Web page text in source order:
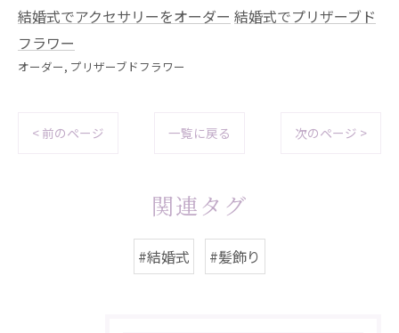
結婚式でアクセサリーをオーダー 結婚式でプリザーブド
フラワー
オーダー プリザーブドフラワー
< 前のページ 一覧に戻る 次のページ >
関連タグ
#結婚式 #髪飾り